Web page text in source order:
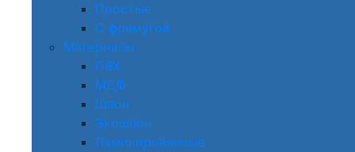
Простые
С фрамугой
Материалы
ПВХ
МДФ
Шпон
Экошпон
Ламинированные